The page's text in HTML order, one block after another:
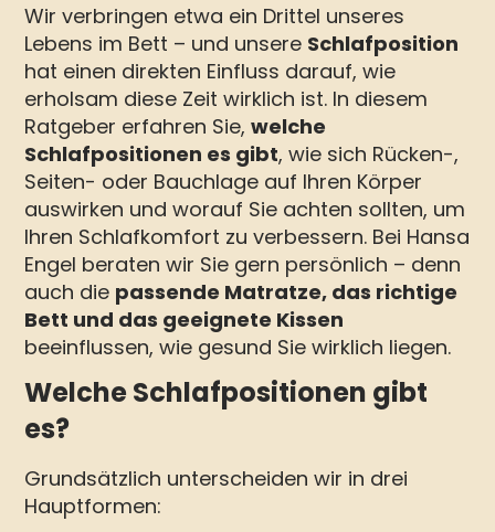
Wir verbringen etwa ein Drittel unseres
Lebens im Bett – und unsere Schlafposition
hat einen direkten Einfluss darauf, wie
erholsam diese Zeit wirklich ist. In diesem
Ratgeber erfahren Sie,welche
Schlafpositionen es gibt, wie sich Rücken-,
Seiten- oder Bauchlage auf Ihren Körper
auswirken und worauf Sie achten sollten, um
Ihren Schlafkomfort zu verbessern. Bei Hansa
Engel beraten wir Sie gern persönlich – denn
auch die passende Matratze, das richtige
Bett und das geeignete Kissen
beeinflussen, wie gesund Sie wirklich liegen.
Welche Schlafpositionen gibt
es?
Grundsätzlich unterscheiden wir in drei
Hauptformen: